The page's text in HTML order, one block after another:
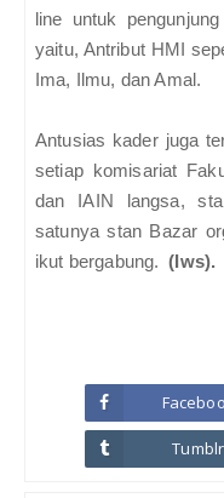
line untuk
yaitu, Antribut HMI
Ima, Ilmu, dan Amal.
Antusias kader juga
setiap komisariat
dan IAIN langsa,
satunya stan Bazar
ikut bergabung. (Iws).
Tumblr